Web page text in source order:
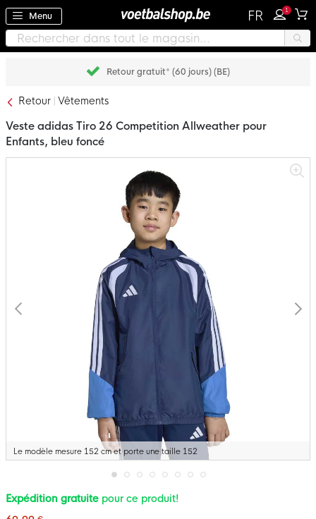
Menu FR 1
Retour gratuit* (60 jours) (BE)
Retour Vêtements
Le modèle mesure 152 cm et porte une taille 152
Passer
au
Veste adidas Tiro 26 Competition Allweather pour
Enfants, bleu foncé
Expédition gratuite pour ce produit!